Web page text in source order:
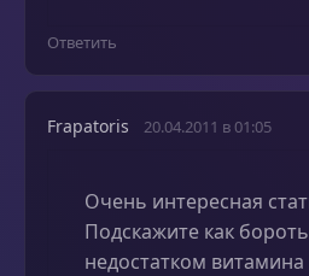
Ответить
Frapatoris 20.04.2011 в 01:05
Очень интересная
Подскажите как
недостатком витамина